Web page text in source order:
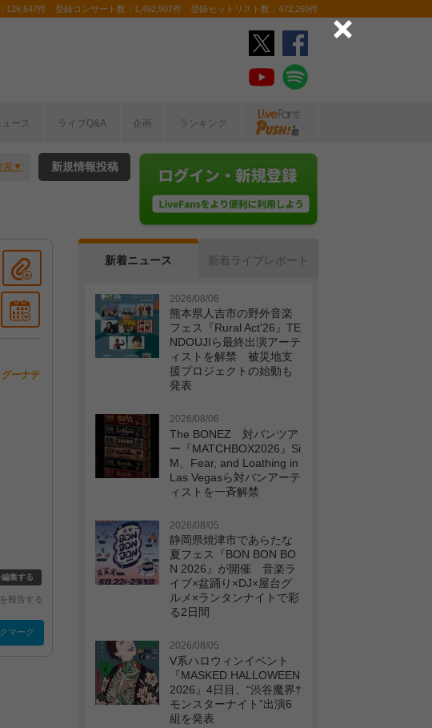
126,647件 登録コンサート数：1,492,907件 登録セットリスト数：472,269件
ュース ライブQ&A 企画 ランキング
索 新規情報投稿
ーナテ
集する
報告する
マーク
新着ニュース 新着ライブレポート
2026/08/06
熊本県人吉市の野外音楽
フェス『Rural Act'26』TE
NDOUJIら最終出演アーテ
ィストを解禁 被災地支
援プロジェクトの始動も
発表
2026/08/06
The BONEZ 対バンツア
ー『MATCHBOX2026』Si
M、Fear, and Loathing in
Las Vegasら対バンアーテ
ィストを一斉解禁
2026/08/05
静岡県焼津市であらたな
夏フェス『BON BON BO
N 2026』が開催 音楽ラ
イブ×盆踊り×DJ×屋台グ
ルメ×ランタンナイトで彩
る2日間
2026/08/05
V系ハロウィンイベント
『MASKED HALLOWEEN
2026』4日目、“渋谷魔界†
モンスターナイト”出演6
組を発表